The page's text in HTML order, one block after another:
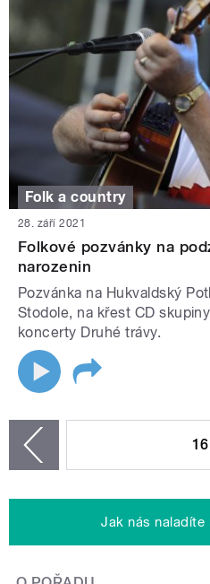
Folk a country
28. září 2021
Folkové pozvánky na
narozenin
Pozvánka na Hukvaldský
Stodole, na křest CD
koncerty Druhé trávy.
16
Jak nás naladíte